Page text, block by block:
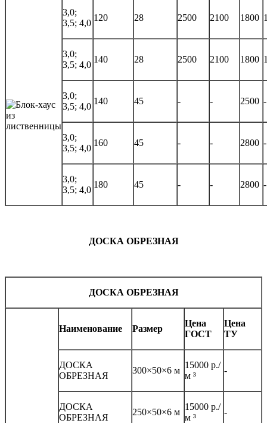
3,0;
3,5; 4,0
120 28 2500 2100 1800
3,0;
3,5; 4,0
140 28 2500 2100 1800
3,0;
3,5; 4,0
140 45 - - 2500 -
3,0;
3,5; 4,0
160 45 - - 2800 -
3,0;
3,5; 4,0
180 45 - - 2800 -
ДОСКА ОБРЕЗНАЯ
ДОСКА ОБРЕЗНАЯ
Наименование Размер
Цена
ГОСТ
Цена
ТУ
ДОСКА
ОБРЕЗНАЯ
300×50×6 м
15000 р./
м ³
-
ДОСКА
ОБРЕЗНАЯ
250×50×6 м
15000 р./
м ³
-